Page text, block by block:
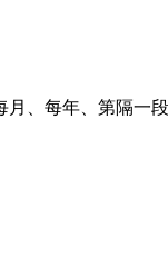
、每年、第隔一